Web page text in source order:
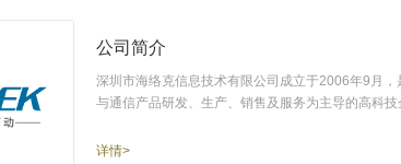
公司简介
深圳市海络克信息技术有限公司成立于2006年9月
与通信产品研发、生产、销售及服务为主导的高科技
详情>